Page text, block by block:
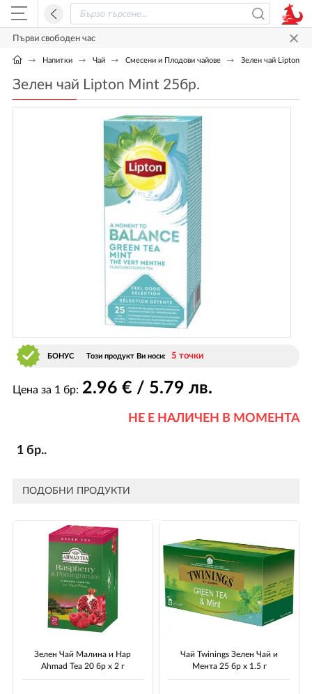
Първи свободен час
Напитки Чай Смесени и Плодови чайове Зелен чай Lipton
Зелен чай Lipton Mint 25бр.
БОНУС Този продукт Ви носи: 5 точки
Цена за 1 бр: 2.96 € / 5.79 лв.
НЕ Е НАЛИЧЕН В МОМЕНТА
1 бр..
ПОДОБНИ ПРОДУКТИ
Зелен Чай Малина и Нар
Ahmad Tea 20 бр х 2 г
Чай Twinings Зелен Чай и
Мента 25 бр х 1.5 г